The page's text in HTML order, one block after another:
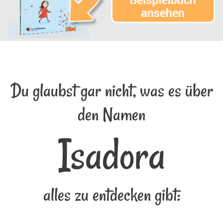
Du glaubst gar nicht, was es über
den Namen
Isadora
alles zu entdecken gibt: